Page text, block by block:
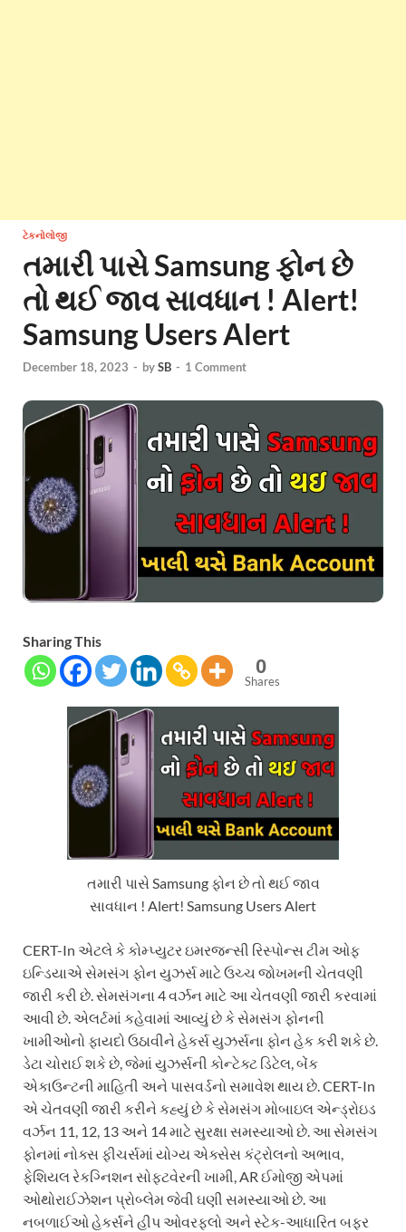
ટેકનોલોજી
તમારી પાસે Samsung ફોન છે
તો થઈ જાવ સાવધાન ! Alert!
Samsung Users Alert
December 18, 2023 - bySB - 1 Comment
Sharing This
0
Shares
તમારી પાસે Samsung ફોન છે તો થઈ જાવ
સાવધાન ! Alert! Samsung Users Alert
CERT-In એટલે કે કોમ્પ્યુટર ઇમરજન્સી રિસ્પોન્સ ટીમ ઓફ
ઇન્ડિયાએ સેમસંગ ફોન યુઝર્સ માટે ઉચ્ચ જોખમની ચેતવણી
જારી કરી છે. સેમસંગના 4 વર્ઝન માટે આ ચેતવણી જારી કરવામાં
આવી છે. એલર્ટમાં કહેવામાં આવ્યું છે કે સેમસંગ ફોનની
ખામીઓનો ફાયદો ઉઠાવીને હેકર્સ યુઝર્સના ફોન હેક કરી શકે છે.
ડેટા ચોરાઈ શકે છે, જેમાં યુઝર્સની કોન્ટેક્ટ ડિટેલ, બેંક
એકાઉન્ટની માહિતી અને પાસવર્ડનો સમાવેશ થાય છે. CERT-In
એ ચેતવણી જારી કરીને કહ્યું છે કે સેમસંગ મોબાઇલ એન્ડ્રોઇડ
વર્ઝન 11, 12, 13 અને 14 માટે સુરક્ષા સમસ્યાઓ છે. આ સેમસંગ
ફોનમાં નોક્સ ફીચર્સમાં યોગ્ય એક્સેસ કંટ્રોલનો અભાવ,
ફેશિયલ રેકગ્નિશન સોફ્ટવેરની ખામી, AR ઈમોજી એપમાં
ઓથોરાઈઝેશન પ્રોબ્લેમ જેવી ઘણી સમસ્યાઓ છે. આ
નબળાઈઓ હેકર્સને હીપ ઓવરફ્લો અને સ્ટેક-આધારિત બફર